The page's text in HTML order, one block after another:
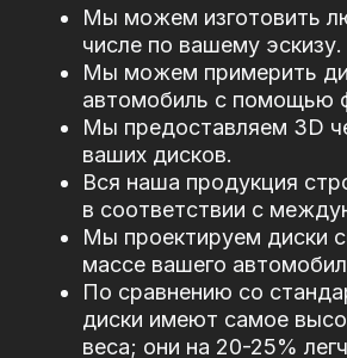
Мы можем изготовить
числе по вашему эскизу.
Мы можем примерить
автомобиль с помощью
Мы предоставляем 3D
ваших дисков.
Вся наша продукция
в соответствии с
Мы проектируем диски
массе вашего
По сравнению со
диски имеют самое
веса; они на 20-25%